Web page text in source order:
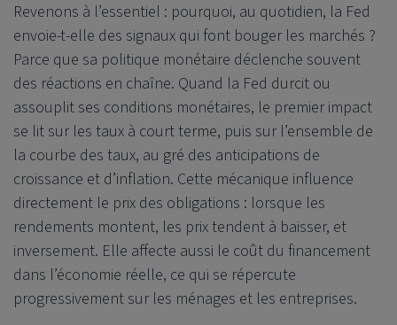
Revenons à l’essentiel : pourquoi, au quotidien, la Fed
envoie-t-elle des signaux qui font bouger les marchés ?
Parce que sa politique monétaire déclenche souvent
des réactions en chaîne. Quand la Fed durcit ou
assouplit ses conditions monétaires, le premier impact
se lit sur les taux à court terme, puis sur l’ensemble de
la courbe des taux, au gré des anticipations de
croissance et d’inflation. Cette mécanique influence
directement le prix des obligations : lorsque les
rendements montent, les prix tendent à baisser, et
inversement. Elle affecte aussi le coût du financement
dans l’économie réelle, ce qui se répercute
progressivement sur les ménages et les entreprises.